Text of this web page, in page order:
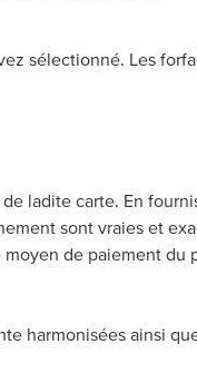
sélectionné. Les
ladite carte. En
sont vraies et
de paiement du
harmonisées ainsi